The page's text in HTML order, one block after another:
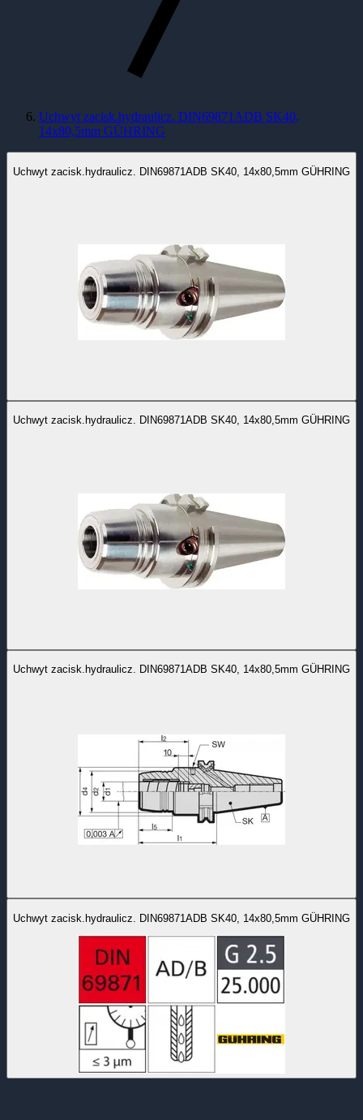
Uchwyt zacisk.hydraulicz. DIN69871ADB SK40,
14x80,5mm GÜHRING
Uchwyt zacisk.hydraulicz. DIN69871ADB SK40, 14x80,5mm GÜHRING
Uchwyt zacisk.hydraulicz. DIN69871ADB SK40, 14x80,5mm GÜHRING
Uchwyt zacisk.hydraulicz. DIN69871ADB SK40, 14x80,5mm GÜHRING
Uchwyt zacisk.hydraulicz. DIN69871ADB SK40, 14x80,5mm GÜHRING